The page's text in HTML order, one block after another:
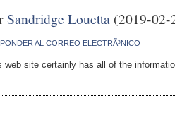
Sandridge Louetta (2019-02-
AL CORREO ELECTRÃ³NICO
web site certainly has all of the